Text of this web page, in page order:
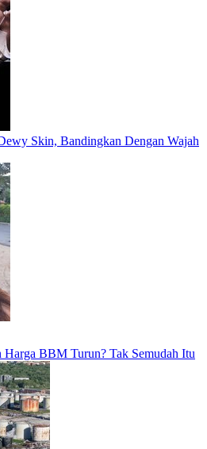
Skin, Bandingkan Dengan Wajah
BBM Turun? Tak Semudah Itu